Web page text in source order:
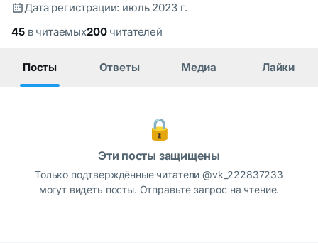
Дата регистрации: июль 2023 г.
45 в читаемых200 читателей
Посты Ответы Медиа Лайки
🔒
Эти посты защищены
Только подтверждённые читатели @vk_222837233
могут видеть посты. Отправьте запрос на чтение.